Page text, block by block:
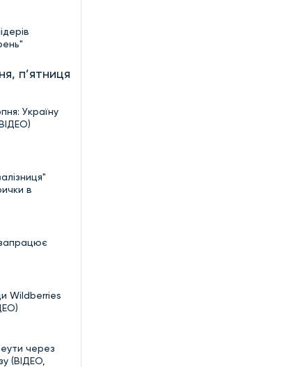
п’ятниця
Україну
в
Wildberries
через
(ВІДЕО,